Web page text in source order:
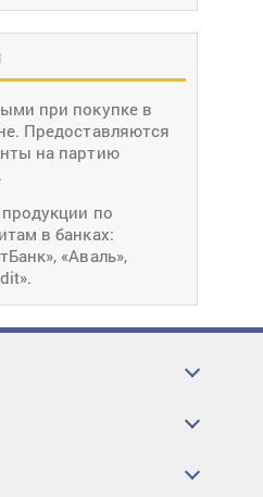
при покупке в
Предоставляются
на партию
по
в банках:
«Аваль»,